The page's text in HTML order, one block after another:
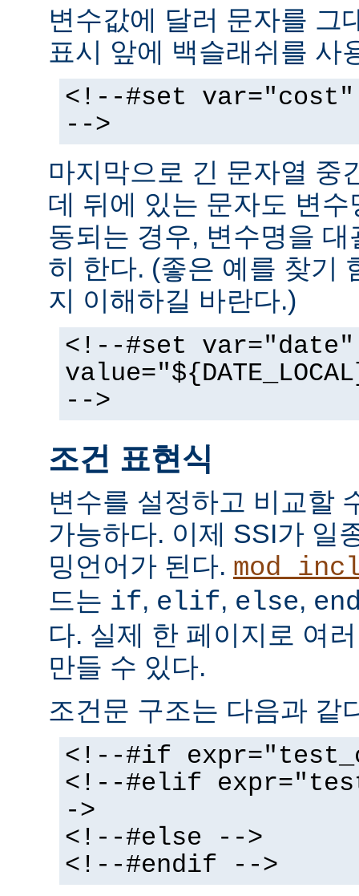
변수값에 달러 문자를 그
표시 앞에 백슬래쉬를 사
<!--#set var="cost"
-->
마지막으로 긴 문자열 중
데 뒤에 있는 문자도 변
동되는 경우, 변수명을
히 한다. (좋은 예를 찾기
지 이해하길 바란다.)
<!--#set var="date"
-->
조건 표현식
변수를 설정하고 비교할
가능하다. 이제 SSI가 일
밍언어가 된다.
드는 if, elif, else,
다. 실제 한 페이지로 여
만들 수 있다.
조건문 구조는 다음과 같
<!--#if
<!--#elif
->
<!--#else -->
<!--#endif -->